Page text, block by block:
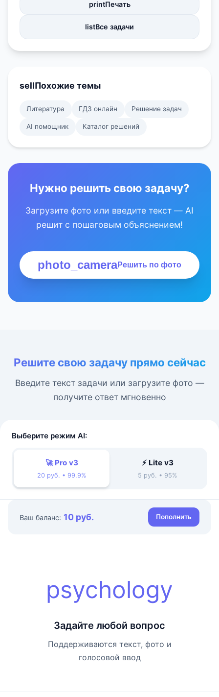
printПечать
listВсе задачи
sellПохожие темы
Литература ГДЗ онлайн Решение задач
AI помощник Каталог решений
Нужно решить свою задачу?
Загрузите фото или введите текст — AI
решит с пошаговым объяснением!
photo_cameraРешить по фото
Решите свою задачу прямо сейчас
Введите текст задачи или загрузите фото —
получите ответ мгновенно
Выберите режим AI:
🚀 Pro v3
20 руб. • 99.9%
⚡ Lite v3
5 руб. • 95%
Ваш баланс: 10 руб. Пополнить
psychology
Задайте любой вопрос
Поддерживаются текст, фото и
голосовой ввод